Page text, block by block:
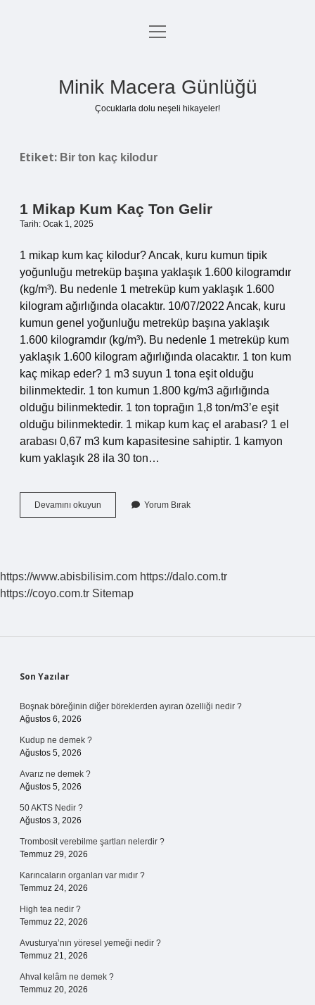
Anasayfa
menüyü
Minik Macera Günlüğü
Çocuklarla dolu neşeli hikayeler!
Etiket: Bir ton kaç kilodur
1 Mikap Kum Kaç Ton Gelir
Tarih: Ocak 1, 2025
1 mikap kum kaç kilodur? Ancak, kuru kumun tipik
yoğunluğu metreküp başına yaklaşık 1.600 kilogramdır
(kg/m³). Bu nedenle 1 metreküp kum yaklaşık 1.600
kilogram ağırlığında olacaktır. 10/07/2022 Ancak, kuru
kumun genel yoğunluğu metreküp başına yaklaşık
1.600 kilogramdır (kg/m³). Bu nedenle 1 metreküp kum
yaklaşık 1.600 kilogram ağırlığında olacaktır. 1 ton kum
kaç mikap eder? 1 m3 suyun 1 tona eşit olduğu
bilinmektedir. 1 ton kumun 1.800 kg/m3 ağırlığında
olduğu bilinmektedir. 1 ton toprağın 1,8 ton/m3’e eşit
olduğu bilinmektedir. 1 mikap kum kaç el arabası? 1 el
arabası 0,67 m3 kum kapasitesine sahiptir. 1 kamyon
kum yaklaşık 28 ila 30 ton…
Devamını okuyun
Mikap
Yorum Bırak
https://www.abisbilisim.com https://dalo.com.tr
https://coyo.com.tr Sitemap
Sidebar
Son Yazılar
Boşnak böreğinin diğer böreklerden ayıran özelliği nedir ?
Ağustos 6, 2026
Kudup ne demek ?
Ağustos 5, 2026
Avarız ne demek ?
Ağustos 5, 2026
50 AKTS Nedir ?
Ağustos 3, 2026
Trombosit verebilme şartları nelerdir ?
Temmuz 29, 2026
Karıncaların organları var mıdır ?
Temmuz 24, 2026
High tea nedir ?
Temmuz 22, 2026
Avusturya’nın yöresel yemeği nedir ?
Temmuz 21, 2026
Ahval kelâm ne demek ?
Temmuz 20, 2026